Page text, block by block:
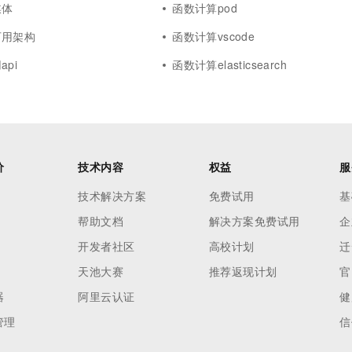
函数计算pod
架构
函数计算vscode
函数计算elasticsearch
理
技术内容
技术解决方案
帮助文档
开发者社区
天池大赛
阿里云认证
权益
免费试用
解决方案免费试用
高校计划
推荐返现计划